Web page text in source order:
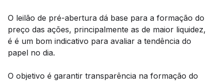
O leilão de pré-abertura dá base para a formação do
preço das ações, principalmente as de maior liquidez,
é é um bom indicativo para avaliar a tendência do
papel no dia.
O objetivo é garantir transparência na formação do